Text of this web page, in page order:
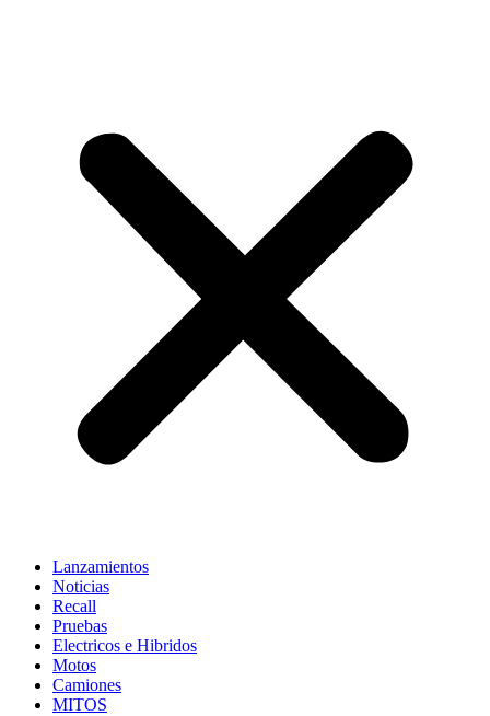
Lanzamientos
Noticias
Recall
Pruebas
Electricos e Hibridos
Motos
Camiones
MITOS